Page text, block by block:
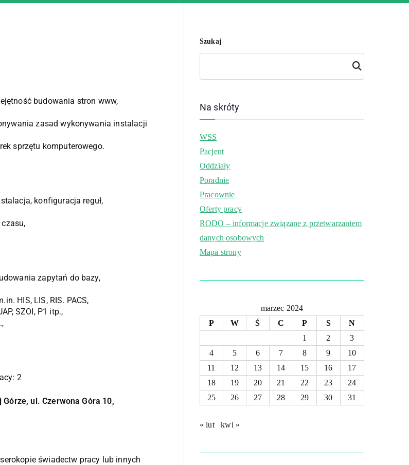
budowania stron www,
zasad wykonywania instalacji
sprzętu komputerowego.
konfiguracja reguł,
zapytań do bazy,
HIS, LIS, RIS. PACS,
SZOI, P1 itp.,
2
ul. Czerwona Góra 10,
świadectw pracy lub innych
Szukaj
Szuk
aj
Na skróty
WSS
Pacjent
Oddziały
Poradnie
Pracownie
Oferty pracy
RODO – informacje związane z przetwarzaniem
danych osobowych
Mapa strony
marzec 2024
P
W Ś C P S
N
1
2
3
4
5 6 7 8 9
10
11
12 13 14 15 16
17
18
19 20 21 22 23
24
25
26 27 28 29 30 31
« lut kwi »